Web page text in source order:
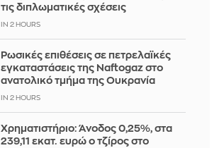
τις διπλωματικές σχέσεις
IN 2 HOURS
Ρωσικές επιθέσεις σε πετρελαϊκές
εγκαταστάσεις της Naftogaz στο
ανατολικό τμήμα της Ουκρανία
IN 2 HOURS
Χρηματιστήριο: Άνοδος 0,25%, στα
239,11 εκατ. ευρώ ο τζίρος στο